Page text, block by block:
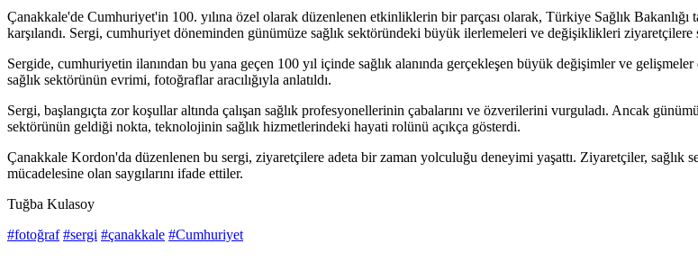
Çanakkale'de Cumhuriyet'in 100. yılına özel olarak düzenlenen etkinliklerin bir parçası olarak, Türkiye Sağlık
karşılandı. Sergi, cumhuriyet döneminden günümüze sağlık sektöründeki büyük ilerlemeleri ve değişiklikleri ziyaretçilere
Sergide, cumhuriyetin ilanından bu yana geçen 100 yıl içinde sağlık alanında gerçekleşen büyük değişimler ve
sağlık sektörünün evrimi, fotoğraflar aracılığıyla anlatıldı.
Sergi, başlangıçta zor koşullar altında çalışan sağlık profesyonellerinin çabalarını ve özverilerini vurguladı. Ancak
sektörünün geldiği nokta, teknolojinin sağlık hizmetlerindeki hayati rolünü açıkça gösterdi.
Çanakkale Kordon'da düzenlenen bu sergi, ziyaretçilere adeta bir zaman yolculuğu deneyimi yaşattı. Ziyaretçiler, sağlık
mücadelesine olan saygılarını ifade ettiler.
Tuğba Kulasoy
#fotoğraf #sergi #çanakkale #Cumhuriyet